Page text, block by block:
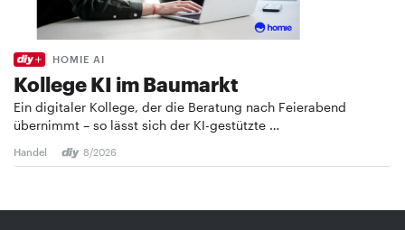
HOMIE AI
Kollege KI im Baumarkt
Ein digitaler Kollege, der die Beratung nach Feierabend
übernimmt – so lässt sich der KI-gestützte …
Handel 8/2026